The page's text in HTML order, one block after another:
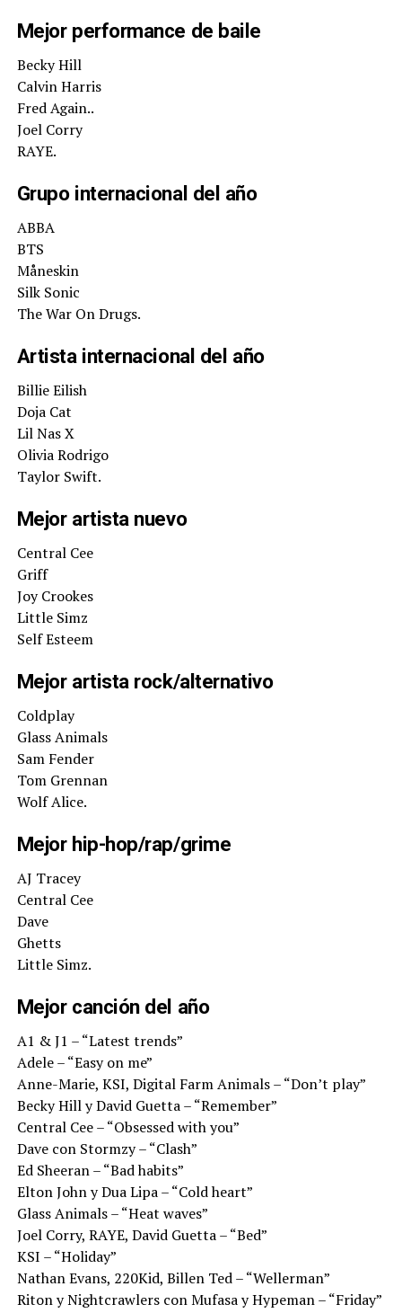
Mejor performance de baile
Becky Hill
Calvin Harris
Fred Again..
Joel Corry
RAYE.
Grupo internacional del año
ABBA
BTS
Måneskin
Silk Sonic
The War On Drugs.
Artista internacional del año
Billie Eilish
Doja Cat
Lil Nas X
Olivia Rodrigo
Taylor Swift.
Mejor artista nuevo
Central Cee
Griff
Joy Crookes
Little Simz
Self Esteem
Mejor artista rock/alternativo
Coldplay
Glass Animals
Sam Fender
Tom Grennan
Wolf Alice.
Mejor hip-hop/rap/grime
AJ Tracey
Central Cee
Dave
Ghetts
Little Simz.
Mejor canción del año
A1 & J1 – “Latest trends”
Adele – “Easy on me”
Anne-Marie, KSI, Digital Farm Animals – “Don’t play”
Becky Hill y David Guetta – “Remember”
Central Cee – “Obsessed with you”
Dave con Stormzy – “Clash”
Ed Sheeran – “Bad habits”
Elton John y Dua Lipa – “Cold heart”
Glass Animals – “Heat waves”
Joel Corry, RAYE, David Guetta – “Bed”
KSI – “Holiday”
Nathan Evans, 220Kid, Billen Ted – “Wellerman”
Riton y Nightcrawlers con Mufasa y Hypeman – “Friday”